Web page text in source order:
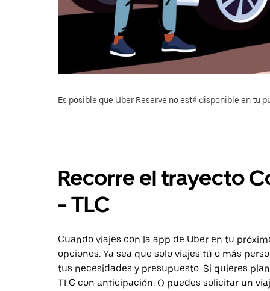
Es posible que Uber Reserve no esté disponible en tu
Recorre el trayecto
- TLC
Cuando viajes con la app de Uber en tu
opciones. Ya sea que solo viajes tú o más
tus necesidades y presupuesto. Si quieres
TLC con anticipación. O puedes solicitar un